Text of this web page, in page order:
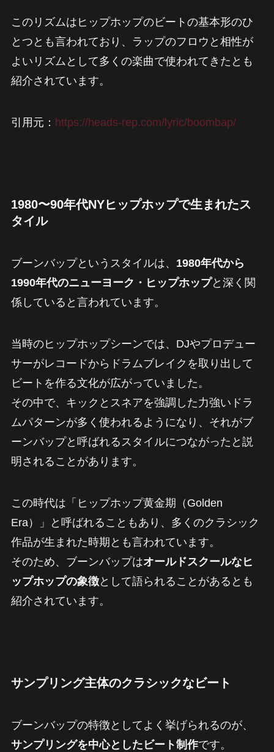
このリズムはヒップホップのビートの基本形のひ
とつとも言われており、ラップのフロウと相性が
よいリズムとして多くの楽曲で使われてきたとも
紹介されています。
引用元： https://heads-rep.com/lyric/boombap/
1980〜90年代NYヒップホップで生まれたス
タイル
ブーンバップというスタイルは、 1980年代から
1990年代のニューヨーク・ヒップホップと深く関
係していると言われています。
当時のヒップホップシーンでは、DJやプロデュー
サーがレコードからドラムブレイクを取り出して
ビートを作る文化が広がっていました。
その中で、キックとスネアを強調した力強いドラ
ムパターンが多く使われるようになり、それがブ
ーンバップと呼ばれるスタイルにつながったと説
明されることがあります。
この時代は「ヒップホップ黄金期（Golden
Era）」と呼ばれることもあり、多くのクラシック
作品が生まれた時期とも言われています。
そのため、ブーンバップはオールドスクールなヒ
ップホップの象徴として語られることがあるとも
紹介されています。
サンプリング主体のクラシックなビート
ブーンバップの特徴としてよく挙げられるのが、
サンプリングを中心としたビート制作です。